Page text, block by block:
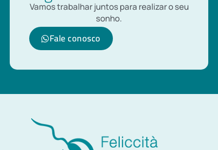
Vamos trabalhar juntos para realizar o seu
sonho.
Fale conosco